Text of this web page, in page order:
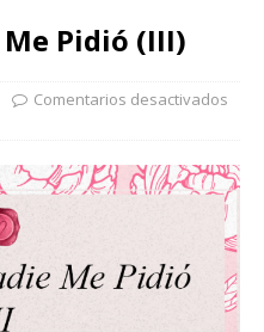
Pidió (III)
Comentarios desactivados